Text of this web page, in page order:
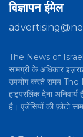
विज्ञापन ईमेल
The News of Israel
सामग्री के अधिकार
उपयोग करते समय
हाइपरलिंक देना
है। एजेंसियों की फ़ोटो